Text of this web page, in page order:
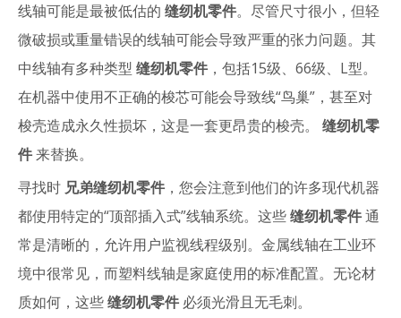
线轴可能是最被低估的 缝纫机零件。尽管尺寸很小，但轻
微破损或重量错误的线轴可能会导致严重的张力问题。其
中线轴有多种类型 缝纫机零件 ，包括15级、66级、L型。
在机器中使用不正确的梭芯可能会导致线“鸟巢”，甚至对
梭壳造成永久性损坏，这是一套更昂贵的梭壳。 缝纫机零
件来替换。
寻找时 兄弟缝纫机零件 ，您会注意到他们的许多现代机器
都使用特定的“顶部插入式”线轴系统。这些缝纫机零件通
常是清晰的，允许用户监视线程级别。金属线轴在工业环
境中很常见，而塑料线轴是家庭使用的标准配置。无论材
质如何，这些缝纫机零件 必须光滑且无毛刺。